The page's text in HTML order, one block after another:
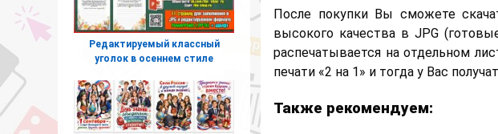
После покупки Вы сможете
высокого качества в JPG
распечатывается на отдельном
печати «2 на 1» и тогда у Вас
Также рекомендуем:
Редактируемый классный
уголок в осеннем стиле